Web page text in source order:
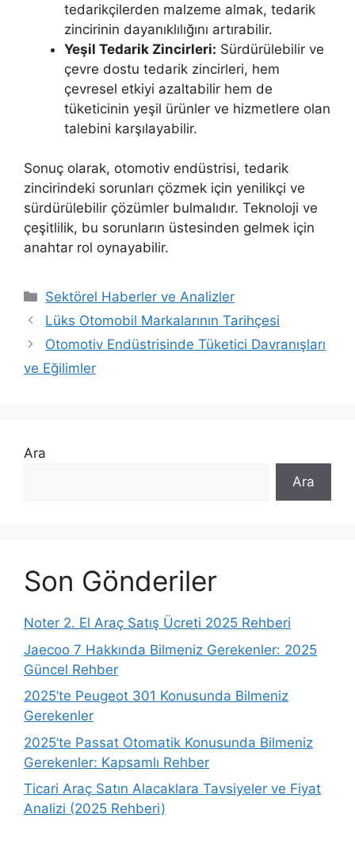
tedarikçilerden malzeme almak, tedarik
zincirinin dayanıklılığını artırabilir.
Yeşil Tedarik Zincirleri: Sürdürülebilir ve
çevre dostu tedarik zincirleri, hem
çevresel etkiyi azaltabilir hem de
tüketicinin yeşil ürünler ve hizmetlere olan
talebini karşılayabilir.
Sonuç olarak, otomotiv endüstrisi, tedarik
zincirindeki sorunları çözmek için yenilikçi ve
sürdürülebilir çözümler bulmalıdır. Teknoloji ve
çeşitlilik, bu sorunların üstesinden gelmek için
anahtar rol oynayabilir.
Kategoriler
Sektörel Haberler ve Analizler
Lüks Otomobil Markalarının Tarihçesi
Otomotiv Endüstrisinde Tüketici Davranışları
ve Eğilimler
Ara
Ara
Son Gönderiler
Noter 2. El Araç Satış Ücreti 2025 Rehberi
Jaecoo 7 Hakkında Bilmeniz Gerekenler: 2025
Güncel Rehber
2025’te Peugeot 301 Konusunda Bilmeniz
Gerekenler
2025’te Passat Otomatik Konusunda Bilmeniz
Gerekenler: Kapsamlı Rehber
Ticari Araç Satın Alacaklara Tavsiyeler ve Fiyat
Analizi (2025 Rehberi)